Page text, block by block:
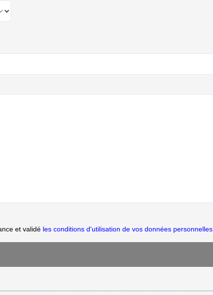
et validé les conditions d'utilisation de vos données personnelles.